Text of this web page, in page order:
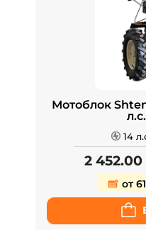
Мотоблок
14
2 452.00
от